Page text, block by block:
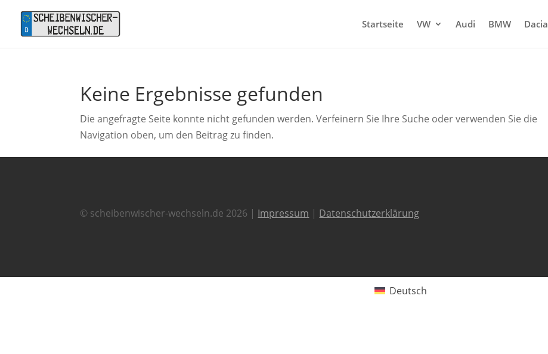
Startseite VW Audi BMW Dacia
Keine Ergebnisse gefunden
Die angefragte Seite konnte nicht gefunden werden. Verfeinern Sie Ihre Suche oder verwenden Sie die
Navigation oben, um den Beitrag zu finden.
© scheibenwischer-wechseln.de 2026 | Impressum | Datenschutzerklärung
Deutsch